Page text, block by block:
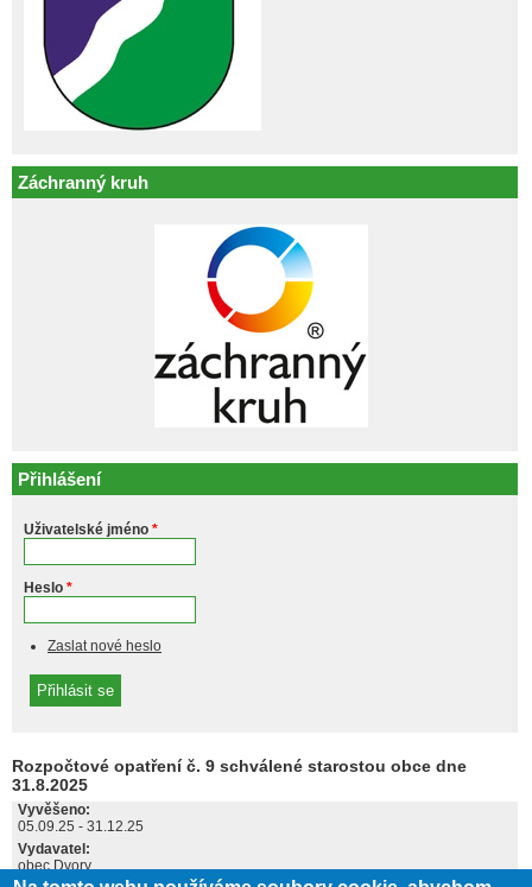
Záchranný kruh
Přihlášení
Uživatelské jméno *
Heslo *
Zaslat nové heslo
Rozpočtové opatření č. 9 schválené starostou obce dne
31.8.2025
Vyvěšeno:
05.09.25 - 31.12.25
Vydavatel:
obec Dvory